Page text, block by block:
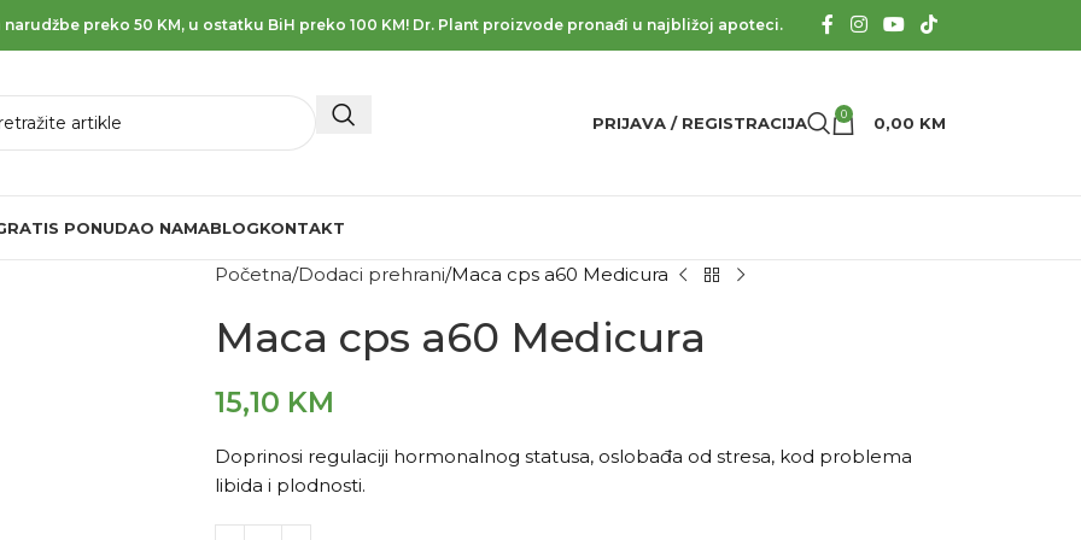
preko 50 KM, u ostatku BiH preko 100 KM! Dr. Plant proizvode pronađi u najbližoj apoteci.
PRIJAVA / REGISTRACIJA 0 0,00 KM
PONUDAO NAMABLOGKONTAKT
Početna Dodaci prehrani Maca cps a60 Medicura
Maca cps a60 Medicura
15,10 KM
Doprinosi regulaciji hormonalnog statusa, oslobađa od stresa, kod problema
libida i plodnosti.